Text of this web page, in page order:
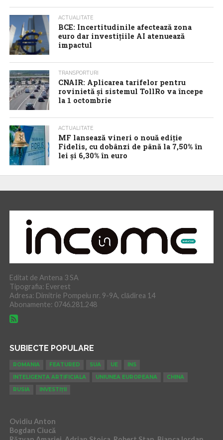
ACTUALITATE
BCE: Incertitudinile afectează zona
euro dar investițiile AI atenuează
impactul
TRANSPORTURI
CNAIR: Aplicarea tarifelor pentru
rovinietă și sistemul TollRo va începe
la 1 octombrie
ACTUALITATE
MF lansează vineri o nouă ediție
Fidelis, cu dobânzi de până la 7,50% în
lei și 6,30% în euro
Editat de Antena 3 SA
Tipografia: Everest
Adresa: Dimitrie Pompeiu nr. 9-9A, clădirea 14
Abonamente: 0746.281.248
SUBIECTE POPULARE
ROMANIA FEATURED SUA UE
INS
INTELIGENTA ARTIFICIALA
UNIUNEA EUROPEANA
CHINA
RUSIA
INVESTIȚII
Ovidiu Anton
Bogdan Ciucă